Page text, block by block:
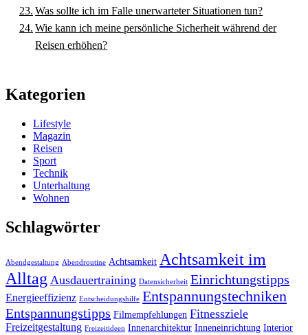
Was sollte ich im Falle unerwarteter Situationen tun?
Wie kann ich meine persönliche Sicherheit während der
Reisen erhöhen?
Kategorien
Lifestyle
Magazin
Reisen
Sport
Technik
Unterhaltung
Wohnen
Schlagwörter
Abendgestaltung Abendroutine Achtsamkeit Achtsamkeit im
Alltag Ausdauertraining Datensicherheit Einrichtungstipps
Energieeffizienz Entscheidungshilfe Entspannungstechniken
Entspannungstipps Filmempfehlungen Fitnessziele
Freizeitgestaltung Freizeitideen Innenarchitektur Inneneinrichtung Interior